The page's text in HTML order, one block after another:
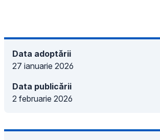
Data adoptării
27 ianuarie 2026
Data publicării
2 februarie 2026